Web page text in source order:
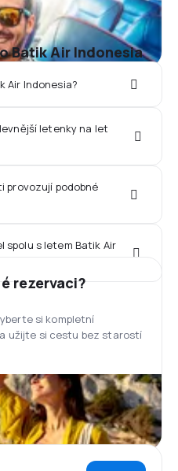
Batik Air Indonesia
Air Indonesia?
letenky na let
provozují podobné
s letem Batik Air
rezervaci?
si kompletní
užijte si cestu bez starostí